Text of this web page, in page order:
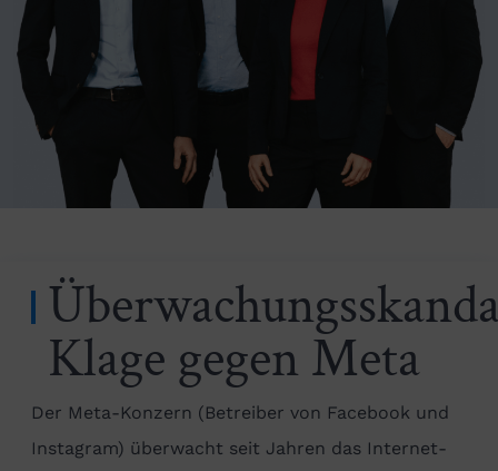
Klage gegen Meta
Der Meta-Konzern (Betreiber von Facebook und
Instagram) überwacht seit Jahren das Internet-